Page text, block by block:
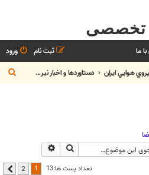
تخصصی
ما ورود
ثبت نام
هوايي ايران دستاوردها و اخبار نيروي هوايي
ج
س
جستجو
تعداد پست ها:13 2 بعدی